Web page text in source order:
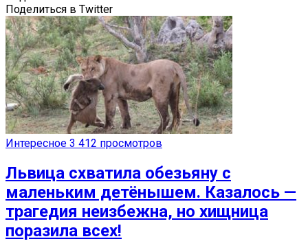
Поделиться в Twitter
Интересное 3 412 просмотров
Львица схватила обезьяну с
маленьким детёнышем. Казалось —
трагедия неизбежна, но хищница
поразила всех!